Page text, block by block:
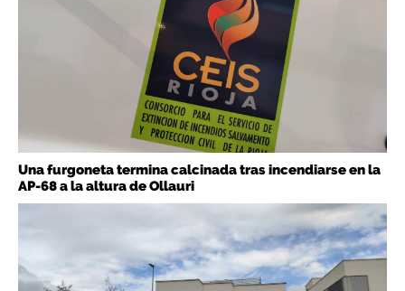
Una furgoneta termina calcinada tras incendiarse en la
AP-68 a la altura de Ollauri